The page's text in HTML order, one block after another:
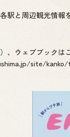
駅と周辺観光情
、ウェブブックは
site/